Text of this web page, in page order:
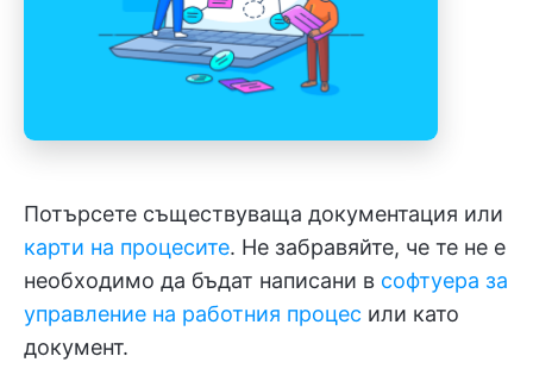
Потърсете съществуваща документация или
карти на процесите. Не забравяйте, че те не е
необходимо да бъдат написани в софтуера за
управление на работния процес или като
документ.